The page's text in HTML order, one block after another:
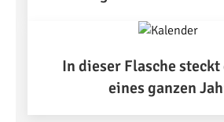
In dieser Flasche
eines ganzen